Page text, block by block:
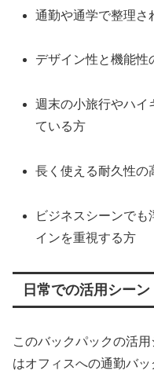
通勤や通学で整理さ
デザイン性と機能性
週末の小旅行やハイ
ている方
長く使える耐久性の
ビジネスシーンで
インを重視する方
日常での活用シーン
このバックパックの活
はオフィスへの通勤バ